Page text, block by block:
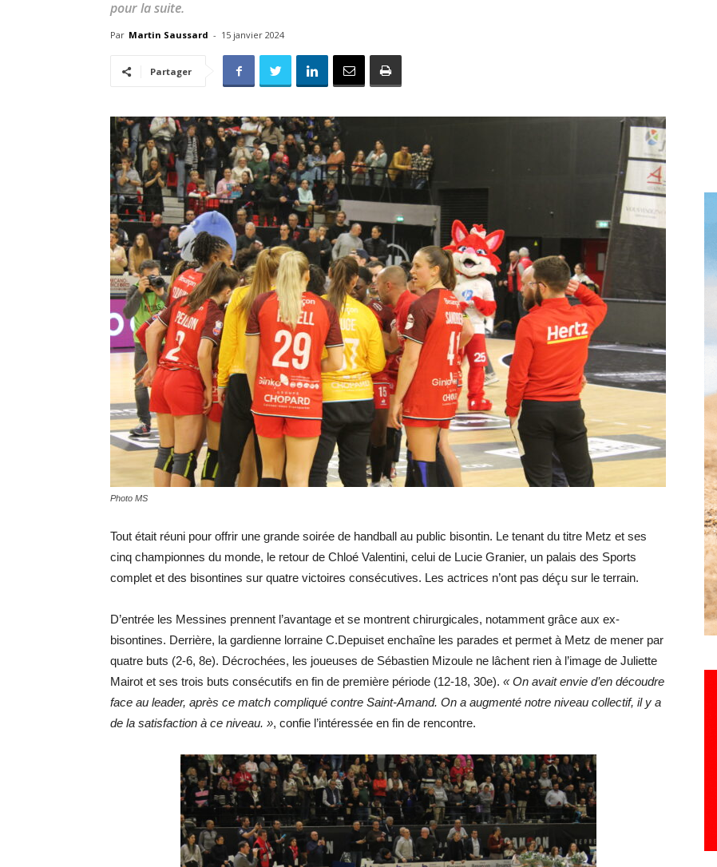
locale
pour la suite.
Par Martin Saussard - 15 janvier 2024
Partager
Photo MS
Tout était réuni pour offrir une grande soirée de handball au public bisontin. Le tenant du titre Metz et ses
cinq championnes du monde, le retour de Chloé Valentini, celui de Lucie Granier, un palais des Sports
complet et des bisontines sur quatre victoires consécutives. Les actrices n’ont pas déçu sur le terrain.
D’entrée les Messines prennent l’avantage et se montrent chirurgicales, notamment grâce aux ex-
bisontines. Derrière, la gardienne lorraine C.Depuiset enchaîne les parades et permet à Metz de mener par
quatre buts (2-6, 8e). Décrochées, les joueuses de Sébastien Mizoule ne lâchent rien à l’image de Juliette
Mairot et ses trois buts consécutifs en fin de première période (12-18, 30e). « On avait envie d’en découdre
face au leader, après ce match compliqué contre Saint-Amand. On a augmenté notre niveau collectif, il y a
de la satisfaction à ce niveau. », confie l’intéressée en fin de rencontre.